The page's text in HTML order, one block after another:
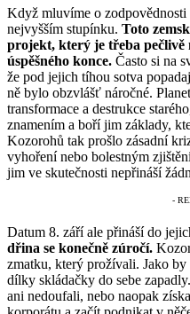
Když mluvíme o
nejvyšším stupínku. Toto
projekt, který je třeba pečlivě
úspěšného konce. Často si na
že pod jejich tíhou sotva
ně bylo obzvlášť náročné.
transformace a destrukce
znamením a boří jim základy,
Kozorohů tak prošlo zásadní
vyhoření nebo bolestným
jim ve skutečnosti nepřináší
Datum 8. září ale přináší do
dřina se konečně zúročí.
zmatku, který prožívali. Jako
dílky skládačky do sebe
ani nedoufali, nebo naopak